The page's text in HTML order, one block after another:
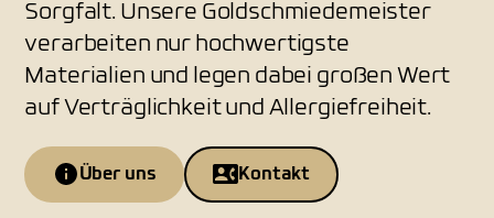
Sorgfalt. Unsere Goldschmiedemeister
verarbeiten nur hochwertigste
Materialien und legen dabei großen Wert
auf Verträglichkeit und Allergiefreiheit.
Über uns Kontakt